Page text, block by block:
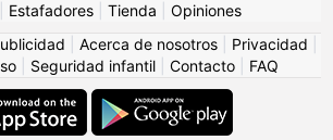
Estafadores Tienda
Opiniones
Acerca de nosotros Privacidad
Seguridad infantil Contacto FAQ